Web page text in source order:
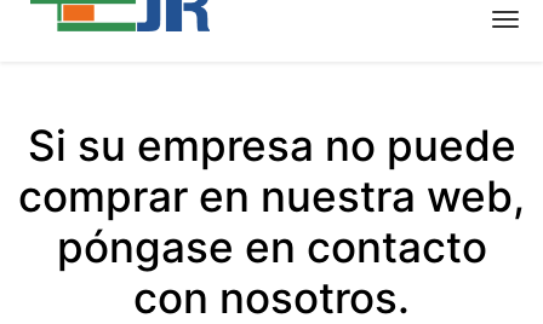
Si su empresa no puede
comprar en nuestra web,
póngase en contacto
con nosotros.